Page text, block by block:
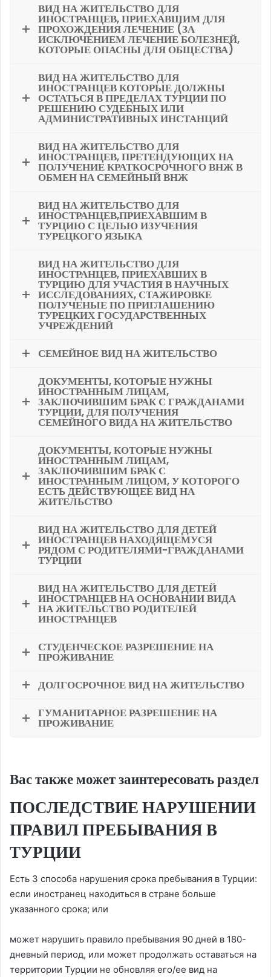
ВИД НА ЖИТЕЛЬСТВО ДЛЯ
ИНОСТРАНЦЕВ, ПРИЕХАВШИМ ДЛЯ
ПРОХОЖДЕНИЯ ЛЕЧЕНИЕ (ЗА
ИСКЛЮЧЕНИЕМ ЛЕЧЕНИЕ БОЛЕЗНЕЙ,
КОТОРЫЕ ОПАСНЫ ДЛЯ ОБЩЕСТВА)
ВИД НА ЖИТЕЛЬСТВО ДЛЯ
ИНОСТРАНЦЕВ КОТОРЫЕ ДОЛЖНЫ
ОСТАТЬСЯ В ПРЕДЕЛАХ ТУРЦИИ ПО
РЕШЕНИЮ СУДЕБНЫХ ИЛИ
АДМИНИСТРАТИВНЫХ ИНСТАНЦИЙ
ВИД НА ЖИТЕЛЬСТВО ДЛЯ
ИНОСТРАНЦЕВ, ПРЕТЕНДУЮЩИХ НА
ПОЛУЧЕНИЕ КРАТКОСРОЧНОГО ВНЖ В
ОБМЕН НА СЕМЕЙНЫЙ ВНЖ
ВИД НА ЖИТЕЛЬСТВО ДЛЯ
ИНОСТРАНЦЕВ,ПРИЕХАВШИМ В
ТУРЦИЮ С ЦЕЛЬЮ ИЗУЧЕНИЯ
ТУРЕЦКОГО ЯЗЫКА
ВИД НА ЖИТЕЛЬСТВО ДЛЯ
ИНОСТРАНЦЕВ, ПРИЕХАВШИХ В
ТУРЦИЮ ДЛЯ УЧАСТИЯ В НАУЧНЫХ
ИССЛЕДОВАНИЯХ, СТАЖИРОВКЕ
ПОЛУЧЕНЫЕ ПО ПРИГЛАШЕНИЮ
ТУРЕЦКИХ ГОСУДАРСТВЕННЫХ
УЧРЕЖДЕНИЙ
СЕМЕЙНОЕ ВИД НА ЖИТЕЛЬСТВО
ДОКУМЕНТЫ, КОТОРЫЕ НУЖНЫ
ИНОСТРАННЫМ ЛИЦАМ,
ЗАКЛЮЧИВШИМ БРАК С ГРАЖДАНАМИ
ТУРЦИИ, ДЛЯ ПОЛУЧЕНИЯ
СЕМЕЙНОГО ВИДА НА ЖИТЕЛЬСТВО
ДОКУМЕНТЫ, КОТОРЫЕ НУЖНЫ
ИНОСТРАННЫМ ЛИЦАМ,
ЗАКЛЮЧИВШИМ БРАК С
ИНОСТРАННЫМ ЛИЦОМ, У КОТОРОГО
ЕСТЬ ДЕЙСТВУЮЩЕЕ ВИД НА
ЖИТЕЛЬСТВО
ВИД НА ЖИТЕЛЬСТВО ДЛЯ ДЕТЕЙ
ИНОСТРАНЦЕВ НАХОДЯЩЕМУСЯ
РЯДОМ С РОДИТЕЛЯМИ-ГРАЖДАНАМИ
ТУРЦИИ
ВИД НА ЖИТЕЛЬСТВО ДЛЯ ДЕТЕЙ
ИНОСТРАНЦЕВ НА ОСНОВАНИИ ВИДА
НА ЖИТЕЛЬСТВО РОДИТЕЛЕЙ
ИНОСТРАНЦЕВ
СТУДЕНЧЕСКОЕ РАЗРЕШЕНИЕ НА
ПРОЖИВАНИЕ
ДОЛГОСРОЧНОЕ ВИД НА ЖИТЕЛЬСТВО
ГУМАНИТАРНОЕ РАЗРЕШЕНИЕ НА
ПРОЖИВАНИЕ
Вас также может заинтересовать раздел
ПОСЛЕДСТВИЕ НАРУШЕНИИ
ПРАВИЛ ПРЕБЫВАНИЯ В
ТУРЦИИ
Есть 3 способа нарушения срока пребывания в Турции:
если иностранец находиться в стране больше
указанного срока; или
может нарушить правило пребывания 90 дней в 180-
дневный период, или может продолжать оставаться на
территории Турции не обновляя его/ее вид на